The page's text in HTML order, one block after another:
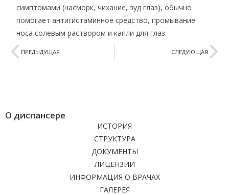
симптомами (насморк, чихание, зуд глаз), обычно
помогает антигистаминное средство, промывание
носа солевым раствором и капли для глаз.
ПРЕДЫДУЩАЯ СЛЕДУЮЩАЯ
О диспансере
ИСТОРИЯ
СТРУКТУРА
ДОКУМЕНТЫ
ЛИЦЕНЗИИ
ИНФОРМАЦИЯ О ВРАЧАХ
ГАЛЕРЕЯ